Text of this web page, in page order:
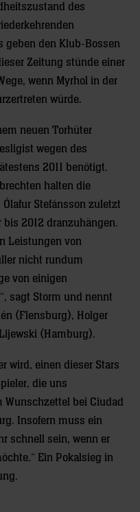
des
geben den Klub-Bossen
Zeitung stünde einer
wenn Myrhol in der
würde.
neuen Torhüter
wegen des
2011 benötigt.
halten die
Stefánsson zuletzt
2012 dranzuhängen.
Leistungen von
nicht rundum
von einigen
sagt Storm und nennt
(Flensburg), Holger
(Hamburg).
wird, einen dieser Stars
die uns
Wunschzettel bei Ciudad
Insofern muss ein
schnell sein, wenn er
Ein Pokalsieg in